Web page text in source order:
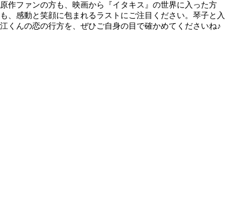
原作ファンの方も、映画から『イタキス』の世界に入った方
も、感動と笑顔に包まれるラストにご注目ください。琴子と入
江くんの恋の行方を、ぜひご自身の目で確かめてくださいね♪